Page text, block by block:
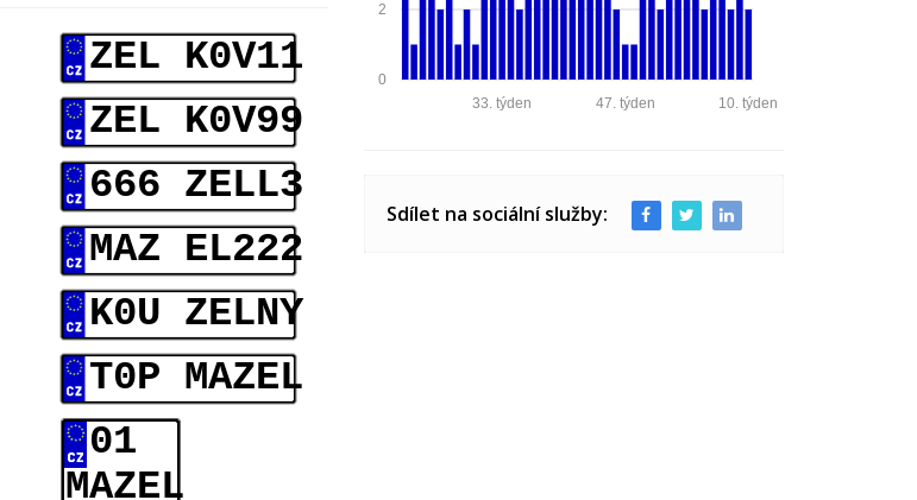
ZEL K0V11
ZEL K0V99
666 ZELL3
MAZ EL222
K0U ZELNY
T0P MAZEL
01
MAZEL
0
2
10. týden
47. týden
33. týden
Sdílet na sociální služby: